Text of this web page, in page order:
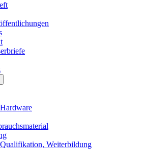
Weiterbildung